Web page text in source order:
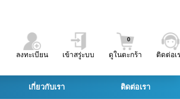
ลงทะเบียน เข้าสรู่ะบบ ดูในตะกร้า
0
ติดต่อเ
เกี่ยวกับเรา ติดต่อเรา